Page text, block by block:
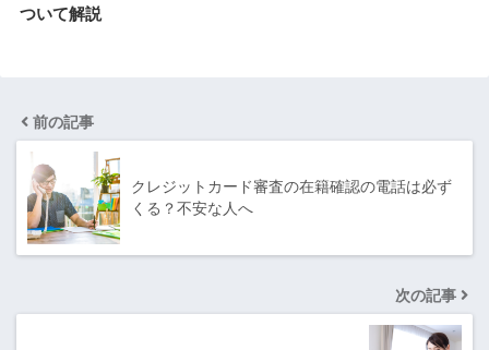
ついて解説
前の記事
クレジットカード審査の在籍確認の電話は必ず
くる？不安な人へ
次の記事